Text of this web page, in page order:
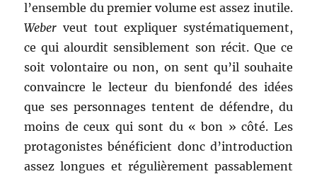
l’ensemble du premier volume est assez inutile.
Weber veut tout expliquer systématiquement,
ce qui alourdit sensiblement son récit. Que ce
soit volontaire ou non, on sent qu’il souhaite
convaincre le lecteur du bienfondé des idées
que ses personnages tentent de défendre, du
moins de ceux qui sont du « bon » côté. Les
protagonistes bénéficient donc d’introduction
assez longues et régulièrement passablement